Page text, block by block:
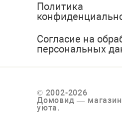
Политика
Согласие на
персональных
© 2002-2026
Домовид —
уюта.